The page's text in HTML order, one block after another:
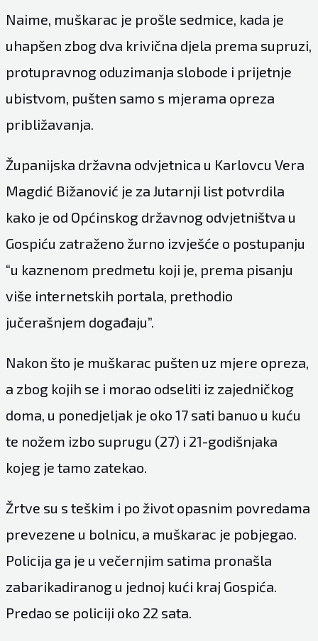
Naime, muškarac je prošle sedmice, kada je
uhapšen zbog dva krivična djela prema supruzi,
protupravnog oduzimanja slobode i prijetnje
ubistvom, pušten samo s mjerama opreza
približavanja.
Županijska državna odvjetnica u Karlovcu Vera
Magdić Bižanović je za Jutarnji list potvrdila
kako je od Općinskog državnog odvjetništva u
Gospiću zatraženo žurno izvješće o postupanju
“u kaznenom predmetu koji je, prema pisanju
više internetskih portala, prethodio
jučerašnjem događaju”.
Nakon što je muškarac pušten uz mjere opreza,
a zbog kojih se i morao odseliti iz zajedničkog
doma, u ponedjeljak je oko 17 sati banuo u kuću
te nožem izbo suprugu (27) i 21-godišnjaka
kojeg je tamo zatekao.
Žrtve su s teškim i po život opasnim povredama
prevezene u bolnicu, a muškarac je pobjegao.
Policija ga je u večernjim satima pronašla
zabarikadiranog u jednoj kući kraj Gospića.
Predao se policiji oko 22 sata.